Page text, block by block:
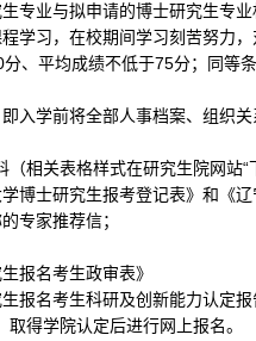
专业与拟申请的博士研究生专业
学习，在校期间学习刻苦努力
分、平均成绩不低于75分；同等
入学前将全部人事档案、组织关
相关表格样式在研究生院网站“
博士研究生报考登记表》和《
专家推荐信；
报名考生政审表》
生报名考生科研及创新能力认定
得学院认定后进行网上报名。